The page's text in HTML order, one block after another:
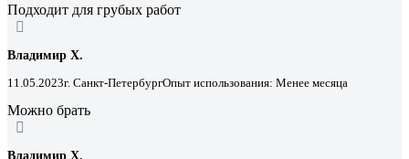
Подходит для грубых работ
Владимир Х.
11.05.2023г. Санкт-ПетербургОпыт использования: Менее месяца
Можно брать
Владимир Х.